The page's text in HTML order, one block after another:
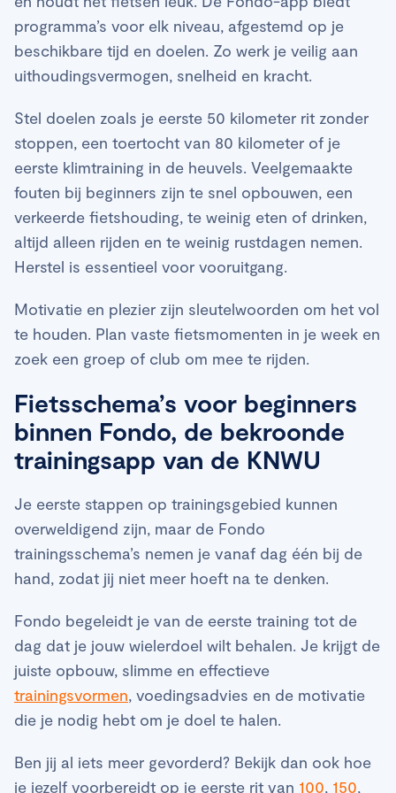
programma’s voor elk niveau, afgestemd op je
beschikbare tijd en doelen. Zo werk je veilig aan
uithoudingsvermogen, snelheid en kracht.
Stel doelen zoals je eerste 50 kilometer rit zonder
stoppen, een toertocht van 80 kilometer of je
eerste klimtraining in de heuvels. Veelgemaakte
fouten bij beginners zijn te snel opbouwen, een
verkeerde fietshouding, te weinig eten of drinken,
altijd alleen rijden en te weinig rustdagen nemen.
Herstel is essentieel voor vooruitgang.
Motivatie en plezier zijn sleutelwoorden om het vol
te houden. Plan vaste fietsmomenten in je week en
zoek een groep of club om mee te rijden.
Fietsschema’s voor beginners
binnen Fondo, de bekroonde
trainingsapp van de KNWU
Je eerste stappen op trainingsgebied kunnen
overweldigend zijn, maar de Fondo
trainingsschema’s nemen je vanaf dag één bij de
hand, zodat jij niet meer hoeft na te denken.
Fondo begeleidt je van de eerste training tot de
dag dat je jouw wielerdoel wilt behalen. Je krijgt de
juiste opbouw, slimme en effectieve
trainingsvormen, voedingsadvies en de motivatie
die je nodig hebt om je doel te halen.
Ben jij al iets meer gevorderd? Bekijk dan ook hoe
je jezelf voorbereidt op je eerste rit van 100, 150,